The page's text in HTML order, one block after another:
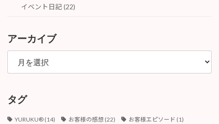
イベント日記 (22)
アーカイブ
ア
カ
ブ
タグ
YURUKU®︎(14) お客様の感想 (22) お客様エピソード (1)